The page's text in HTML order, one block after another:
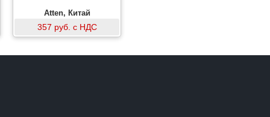
Atten, Китай
357 руб. с НДС